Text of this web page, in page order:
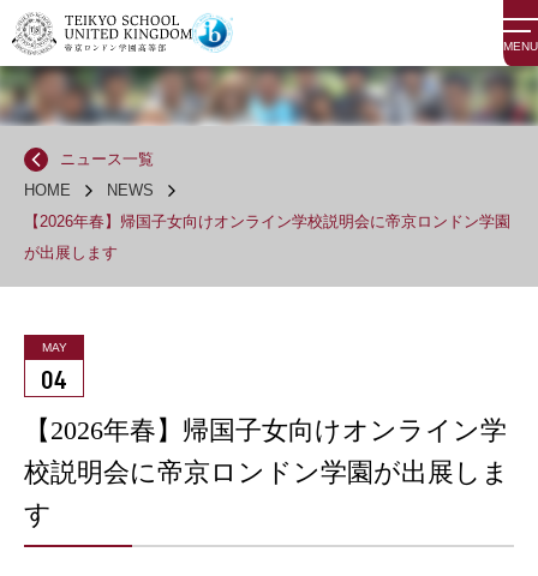
MENU
ニュース一覧
HOME
NEWS
【2026年春】帰国子女向けオンライン学校説明会に帝京ロンドン学園
が出展します
MAY
04
【2026年春】帰国子女向けオンライン学
校説明会に帝京ロンドン学園が出展しま
す